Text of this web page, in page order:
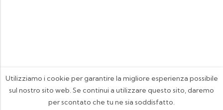
Utilizziamo i cookie per garantire la migliore esperienza possibile
sul nostro sito web. Se continui a utilizzare questo sito, daremo
per scontato che tu ne sia soddisfatto.